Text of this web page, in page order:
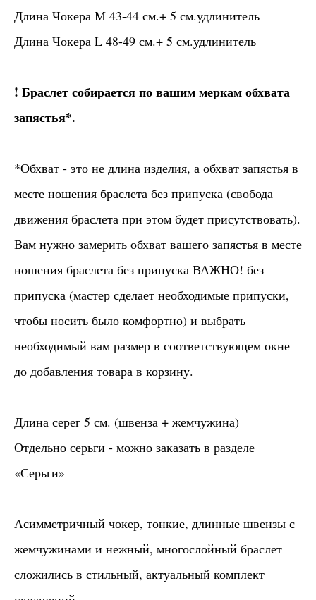
Длина Чокера М 43-44 см.+ 5 см.удлинитель
Длина Чокера L 48-49 см.+ 5 см.удлинитель
! Браслет собирается по вашим меркам обхвата
запястья*.
*Обхват - это не длина изделия, а обхват запястья в
месте ношения браслета без припуска (свобода
движения браслета при этом будет присутствовать).
Вам нужно замерить обхват вашего запястья в месте
ношения браслета без припуска ВАЖНО! без
припуска (мастер сделает необходимые припуски,
чтобы носить было комфортно) и выбрать
необходимый вам размер в соответствующем окне
до добавления товара в корзину.
Длина серег 5 см. (швенза + жемчужина)
Отдельно серьги - можно заказать в разделе
«Серьги»
Асимметричный чокер, тонкие, длинные швензы с
жемчужинами и нежный, многослойный браслет
сложились в стильный, актуальный комплект